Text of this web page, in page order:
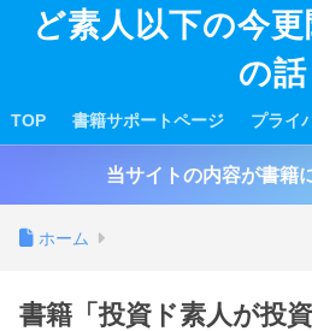
ど素人以下の今
の話
TOP 書籍サポートページ プライ
当サイトの内容が書籍
ホーム
書籍「投資ド素人が投